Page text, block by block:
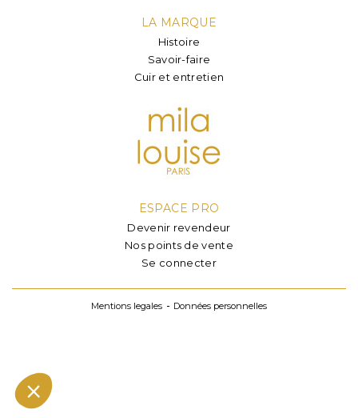
LA MARQUE
Histoire
Savoir-faire
Cuir et entretien
ESPACE PRO
Devenir revendeur
Nos points de vente
Se connecter
Mentions legales Données personnelles